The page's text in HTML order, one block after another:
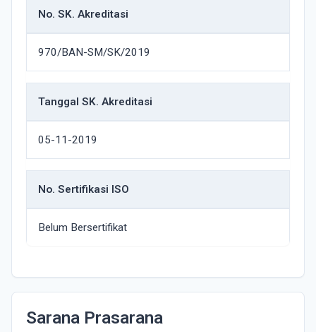
No. SK. Akreditasi
970/BAN-SM/SK/2019
Tanggal SK. Akreditasi
05-11-2019
No. Sertifikasi ISO
Belum Bersertifikat
Sarana Prasarana